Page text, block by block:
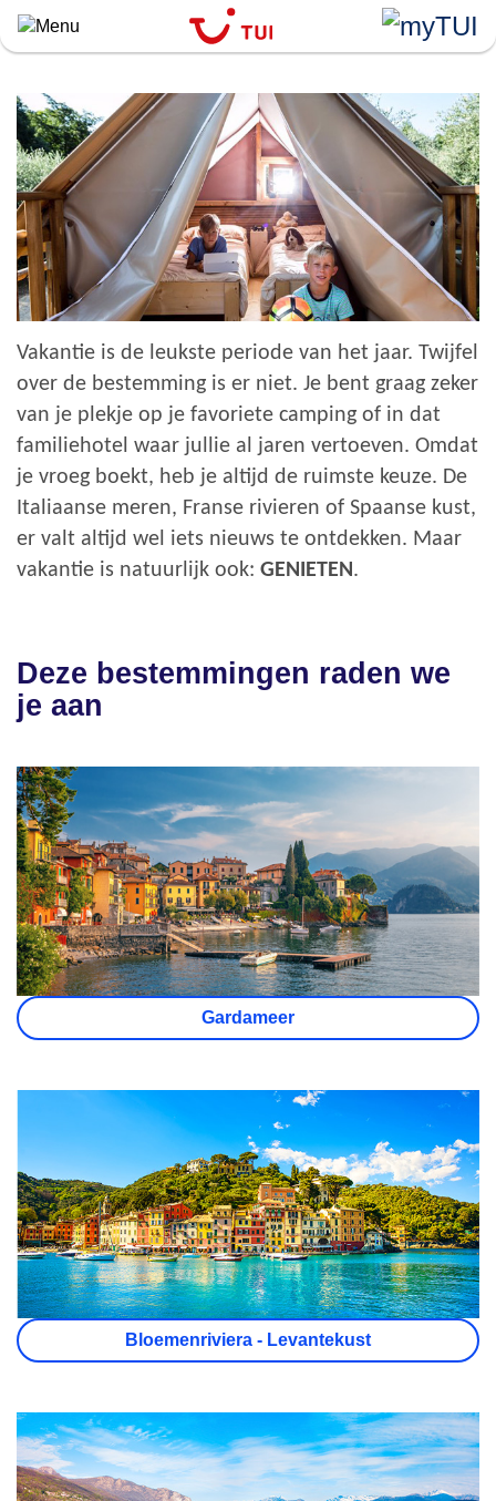
Overslaan
de
algemene
inhoud
gaan
Vakantie is de leukste periode van het jaar. Twijfel
over de bestemming is er niet. Je bent graag zeker
van je plekje op je favoriete camping of in dat
familiehotel waar jullie al jaren vertoeven. Omdat
je vroeg boekt, heb je altijd de ruimste keuze. De
Italiaanse meren, Franse rivieren of Spaanse kust,
er valt altijd wel iets nieuws te ontdekken. Maar
vakantie is natuurlijk ook: GENIETEN.
Deze bestemmingen raden we
je aan
Gardameer
Bloemenriviera - Levantekust